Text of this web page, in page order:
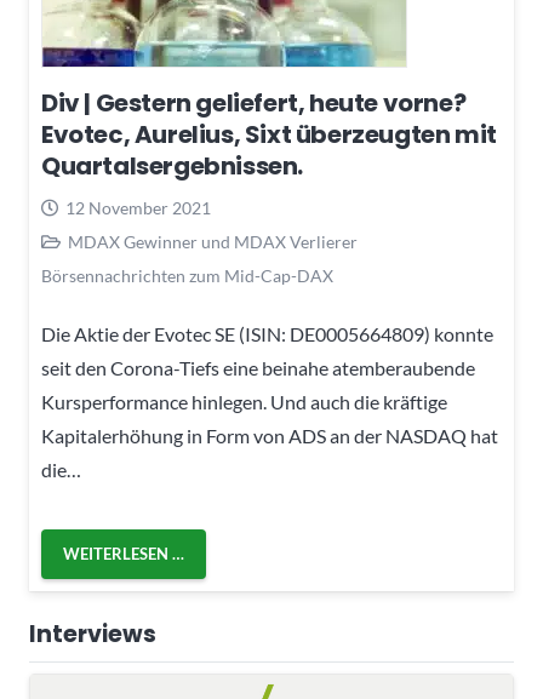
Div | Gestern geliefert, heute vorne?
Evotec, Aurelius, Sixt überzeugten mit
Quartalsergebnissen.
12 November 2021
MDAX Gewinner und MDAX Verlierer
Börsennachrichten zum Mid-Cap-DAX
Die Aktie der Evotec SE (ISIN: DE0005664809) konnte
seit den Corona-Tiefs eine beinahe atemberaubende
Kursperformance hinlegen. Und auch die kräftige
Kapitalerhöhung in Form von ADS an der NASDAQ hat
die…
WEITERLESEN …
Interviews